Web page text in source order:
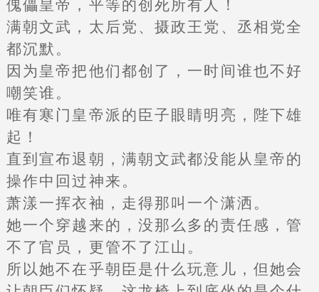
傀儡皇帝，平等的创死所有人！
满朝文武，太后党、摄政王党、丞相党全
都沉默。
因为皇帝把他们都创了，一时间谁也不好
嘲笑谁。
唯有寒门皇帝派的臣子眼睛明亮，陛下雄
起！
直到宣布退朝，满朝文武都没能从皇帝的
操作中回过神来。
萧漾一挥衣袖，走得那叫一个潇洒。
她一个穿越来的，没那么多的责任感，管
不了官员，更管不了江山。
所以她不在乎朝臣是什么玩意儿，但她会